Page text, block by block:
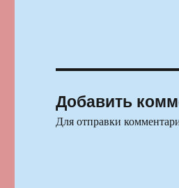
Добавить
Для отправки